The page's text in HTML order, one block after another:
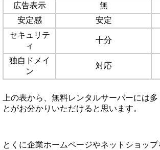
広告表示
無
安定感
安定
セキュリテ
ィ
十分
独自ドメイ
ン
対応
上の表から、無料レンタルサーバーには
とがお分かりいただけると思います。
とくに企業ホームページやネットショッ